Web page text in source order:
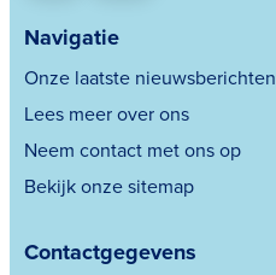
Navigatie
Onze laatste nieuwsberichten
Lees meer over ons
Neem contact met ons op
Bekijk onze sitemap
Contactgegevens